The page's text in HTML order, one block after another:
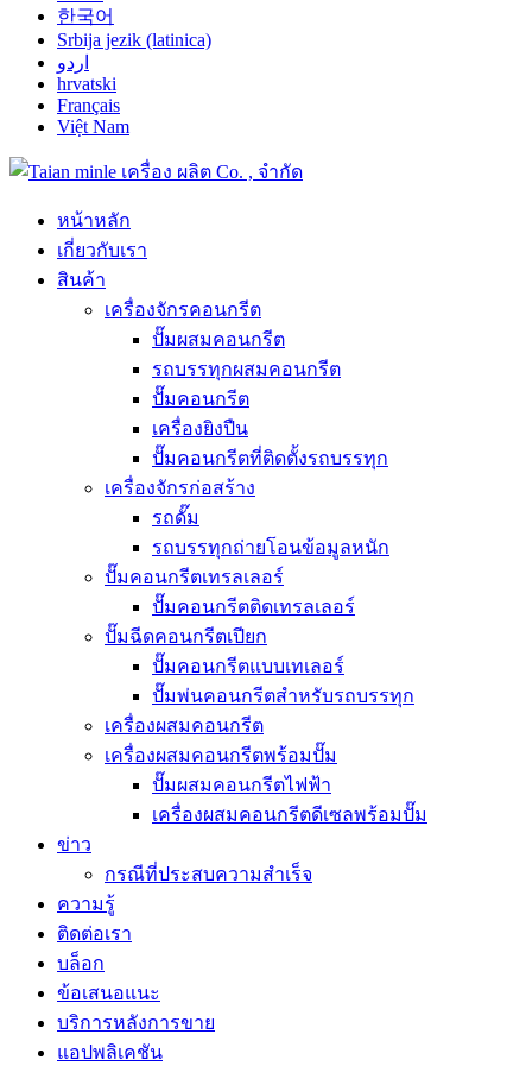
한국어
Srbija jezik (latinica)
اردو
hrvatski
Français
Việt Nam
หน้าหลัก
เกี่ยวกับเรา
สินค้า
เครื่องจักรคอนกรีต
ปั๊มผสมคอนกรีต
รถบรรทุกผสมคอนกรีต
ปั๊มคอนกรีต
เครื่องยิงปืน
ปั๊มคอนกรีตที่ติดตั้งรถบรรทุก
เครื่องจักรก่อสร้าง
รถดั๊ม
รถบรรทุกถ่ายโอนข้อมูลหนัก
ปั๊มคอนกรีตเทรลเลอร์
ปั๊มคอนกรีตติดเทรลเลอร์
ปั๊มฉีดคอนกรีตเปียก
ปั๊มคอนกรีตแบบเทเลอร์
ปั๊มพ่นคอนกรีตสำหรับรถบรรทุก
เครื่องผสมคอนกรีต
เครื่องผสมคอนกรีตพร้อมปั๊ม
ปั๊มผสมคอนกรีตไฟฟ้า
เครื่องผสมคอนกรีตดีเซลพร้อมปั๊ม
ข่าว
กรณีที่ประสบความสำเร็จ
ความรู้
ติดต่อเรา
บล็อก
ข้อเสนอแนะ
บริการหลังการขาย
แอปพลิเคชัน